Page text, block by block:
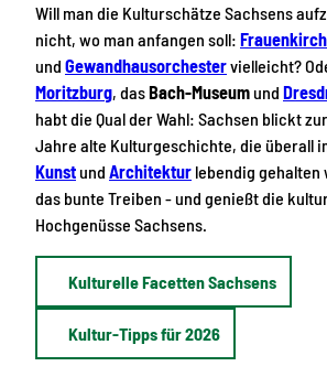
Will man die Kulturschätze Sachsens
nicht, wo man anfangen soll:
und Gewandhausorchestervielleicht?
Moritzburg, dasBach-Museumund
habt die Qual der Wahl: Sachsen blickt
Jahre alte Kulturgeschichte, die überall
Kunstund Architektur lebendig
das bunte Treiben - und genießt die
Hochgenüsse Sachsens.
Kulturelle Facetten Sachsens
Kultur-Tipps für 2026